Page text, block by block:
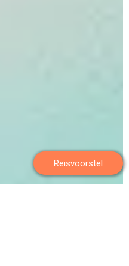
Reisvoorstel